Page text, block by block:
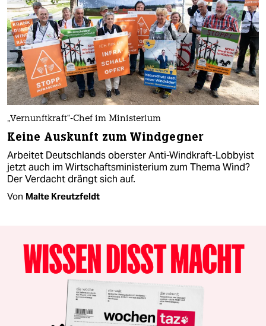
„Vernunftkraft“-Chef im Ministerium
Keine Auskunft zum Windgegner
Arbeitet Deutschlands oberster Anti-Windkraft-Lobbyist
jetzt auch im Wirtschaftsministerium zum Thema Wind?
Der Verdacht drängt sich auf.
Von Malte Kreutzfeldt